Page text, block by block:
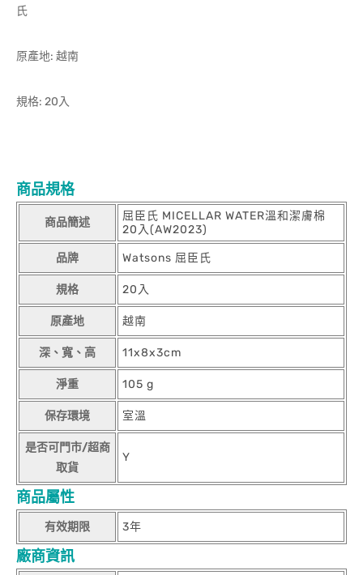
原產地: 越南
規格: 20入
商品規格
商品簡述
屈臣氏 MICELLAR WATER溫和潔膚棉
20入(AW2023)
品牌 Watsons 屈臣氏
規格 20入
原產地 越南
深、寬、高 11x8x3cm
淨重 105 g
保存環境 室溫
是否可門市/超商
取貨
Y
商品屬性
有效期限 3年
廠商資訊